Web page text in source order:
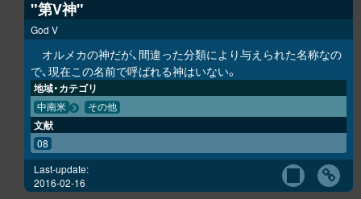
"第V神"
God V
オルメカの神だが、間違った分類により与えられた名称なの
で、現在この名前で呼ばれる神はいない。
地域・カテゴリ
中南米 その他
文献
08
Last-update:
2016-02-16